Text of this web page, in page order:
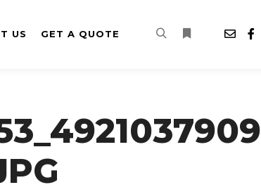
US GET A QUOTE